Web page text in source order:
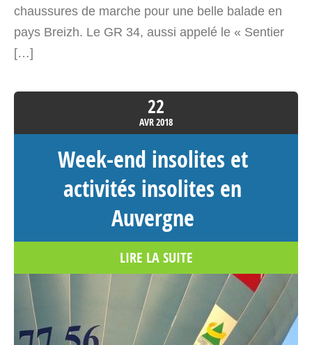
France
La Cabane des Anges – Cabane
Occitanie
Route de Taulis D618
Montbolo Occitanie>Pyrénées-Orientales 66110
France
Voir sur la carte
4734 km
Itinéraire
chaussures de marche pour une belle balade en
pays Breizh. Le GR 34, aussi appelé le « Sentier
[…]
22
AVR2018
Week-end insolites et
activités insolites en
Auvergne
LIRE LA SUITE